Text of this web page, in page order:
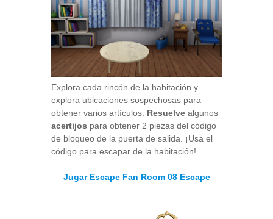
Explora cada rincón de la habitación y
explora ubicaciones sospechosas para
obtener varios artículos. Resuelve algunos
acertijos para obtener 2 piezas del código
de bloqueo de la puerta de salida. ¡Usa el
código para escapar de la habitación!
Jugar Escape Fan Room 08 Escape